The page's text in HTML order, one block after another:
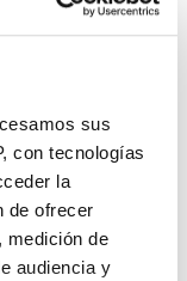
sus
con tecnologías
la
de ofrecer
medición de
audiencia y
PREMIUM